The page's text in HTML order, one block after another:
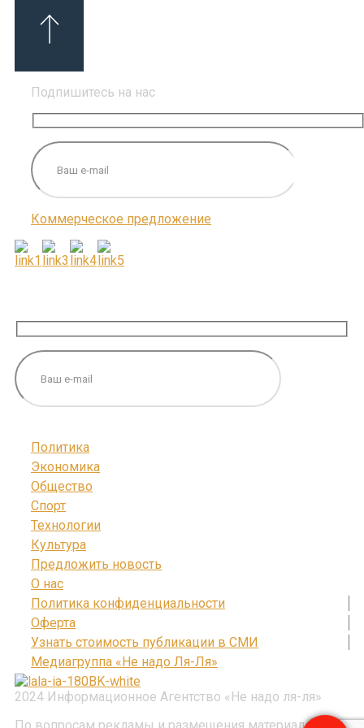
Подпишитесь на нас
Коммерческое предложение
Политика
Экономика
Общество
Спорт
Технологии
Культура
Предложить новость
О нас
2024 Информационное Агентство «Не надо ля-ля»
Политика конфиденциальности
Оферта
Узнать стоимость публикации в СМИ
Медиагруппа «Не надо Ля-Ля»